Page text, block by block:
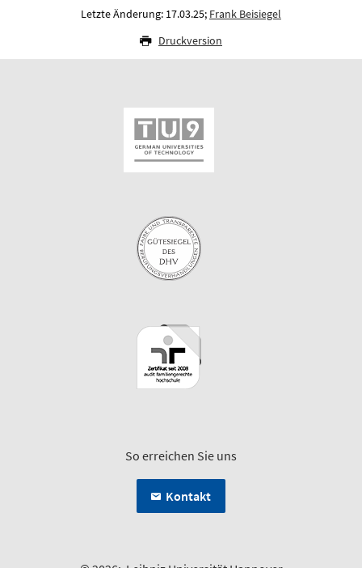
Letzte Änderung: 17.03.25; Frank Beisiegel
Druckversion
So erreichen Sie uns
Kontakt